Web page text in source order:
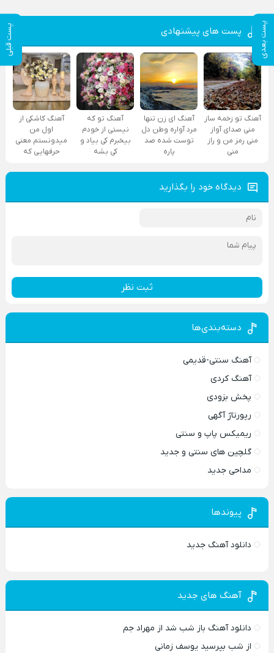
پست بعدی پست قبلی پست های پیشنهادی
آهنگ تو زخمه ساز
منی صدای آواز
منی رمز من و راز
منی
آهنگ ای زن تنها
مرد آواره وطن دل
توست شده صد
پاره
آهنگ تو که
نیستی از خودم
بیخبرم کی بیاد و
کی بشه
آهنگ کاشکی از
اول من
میدونستم معنی
حرفهایی که
دیدگاه خود را بگذارید
ثبت نظر
دسته‌بندی‌ها
آهنگ سنتی-قدیمی
آهنگ کردی
پخش بزودی
رپورتاژ آگهی
ریمیکس پاپ و سنتی
گلچین های سنتی و جدید
مداحی جدید
پیوندها
دانلود آهنگ جدید
آهنگ های جدید
دانلود آهنگ باز شب شد از مهراد جم
از شب بپرسید یوسف زمانی